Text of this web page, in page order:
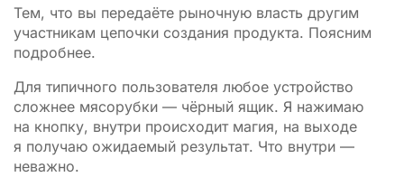
Тем, что вы передаёте рыночную власть другим
участникам цепочки создания продукта. Поясним
подробнее.
Для типичного пользователя любое устройство
сложнее мясорубки — чёрный ящик. Я нажимаю
на кнопку, внутри происходит магия, на выходе
я получаю ожидаемый результат. Что внутри —
неважно.